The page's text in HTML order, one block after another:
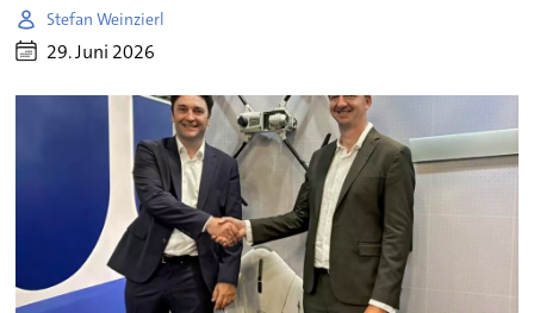
Stefan Weinzierl
29. Juni 2026